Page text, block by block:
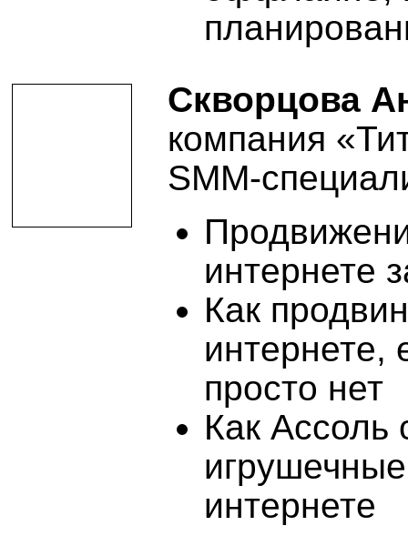
Скворцова
компания
SMM-
интернете
Как
интернете,
просто нет
Как Ассоль
интернете